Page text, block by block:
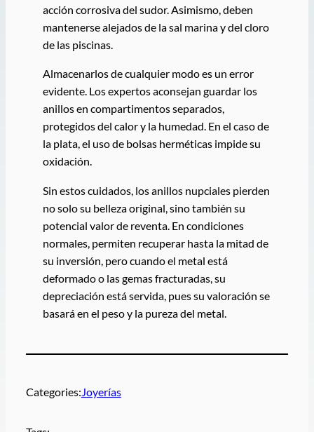
acción corrosiva del sudor. Asimismo, deben
mantenerse alejados de la sal marina y del cloro
de las piscinas.
Almacenarlos de cualquier modo es un error
evidente. Los expertos aconsejan guardar los
anillos en compartimentos separados,
protegidos del calor y la humedad. En el caso de
la plata, el uso de bolsas herméticas impide su
oxidación.
Sin estos cuidados, los anillos nupciales pierden
no solo su belleza original, sino también su
potencial valor de reventa. En condiciones
normales, permiten recuperar hasta la mitad de
su inversión, pero cuando el metal está
deformado o las gemas fracturadas, su
depreciación está servida, pues su valoración se
basará en el peso y la pureza del metal.
Categories:Joyerías